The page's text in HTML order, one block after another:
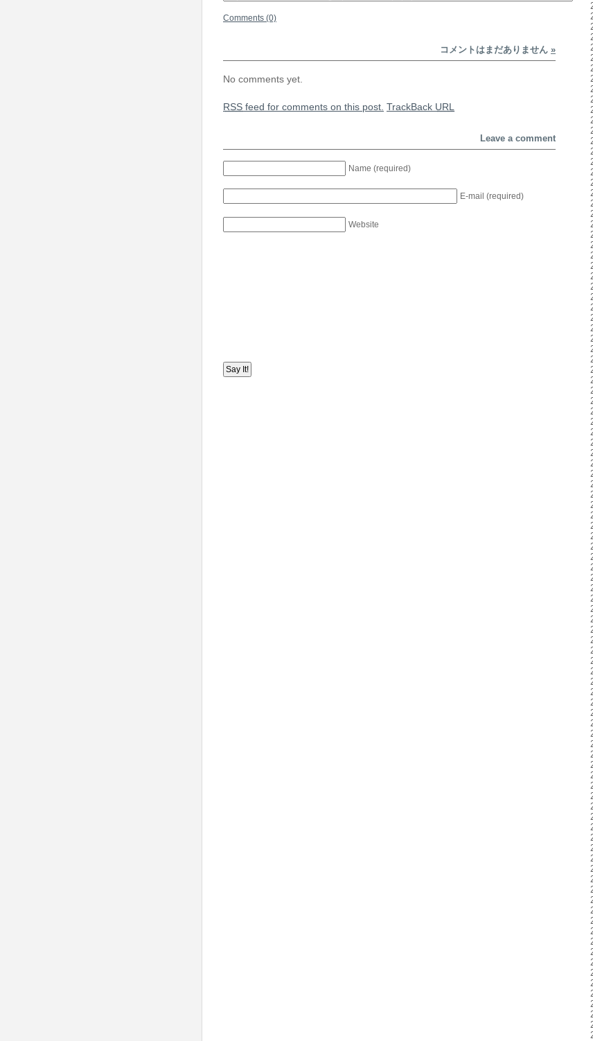
Comments (0)
コメントはまだありません »
No comments yet.
RSS feed for comments on this post. TrackBack URL
Leave a comment
Name (required)
E-mail (required)
Website